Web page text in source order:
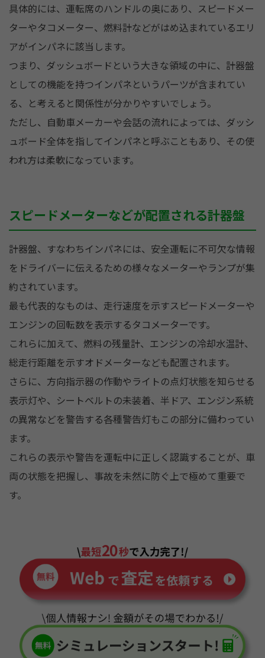
具体的には、運転席のハンドルの奥にあり、スピードメー
ターやタコメーター、燃料計などがはめ込まれているエリ
アがインパネに該当します。
つまり、ダッシュボードという大きな領域の中に、計器盤
としての機能を持つインパネというパーツが含まれてい
る、と考えると関係性が分かりやすいでしょう。
ただし、自動車メーカーや会話の流れによっては、ダッシ
ュボード全体を指してインパネと呼ぶこともあり、その使
われ方は柔軟になっています。
スピードメーターなどが配置される計器盤
計器盤、すなわちインパネには、安全運転に不可欠な情報
をドライバーに伝えるための様々なメーターやランプが集
約されています。
最も代表的なものは、走行速度を示すスピードメーターや
エンジンの回転数を表示するタコメーターです。
これらに加えて、燃料の残量計、エンジンの冷却水温計、
総走行距離を示すオドメーターなども配置されます。
さらに、方向指示器の作動やライトの点灯状態を知らせる
表示灯や、シートベルトの未装着、半ドア、エンジン系統
の異常などを警告する各種警告灯もこの部分に備わってい
ます。
これらの表示や警告を運転中に正しく認識することが、車
両の状態を把握し、事故を未然に防ぐ上で極めて重要で
す。